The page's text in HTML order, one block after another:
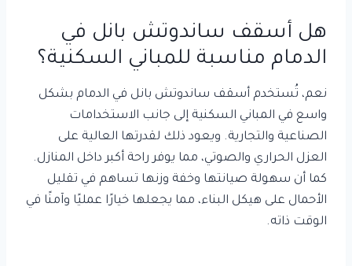
هل أسقف ساندوتش بانل في
الدمام مناسبة للمباني السكنية؟
نعم، تُستخدم أسقف ساندوتش بانل في الدمام بشكل
واسع في المباني السكنية إلى جانب الاستخدامات
الصناعية والتجارية. ويعود ذلك لقدرتها العالية على
العزل الحراري والصوتي، مما يوفر راحة أكبر داخل المنازل.
كما أن سهولة صيانتها وخفة وزنها تساهم في تقليل
الأحمال على هيكل البناء، مما يجعلها خيارًا عمليًا وآمنًا في
الوقت ذاته.